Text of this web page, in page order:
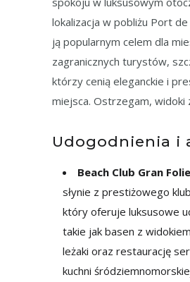
lokalizacja w pobliżu Port
ją popularnym celem dla
zagranicznych turystów,
którzy cenią eleganckie i
miejsca. Ostrzegam, widoki
Udogodnienia i
Beach Club Gran
słynie z prestiżowego
który oferuje luksusowe
takie jak basen z
leżaki oraz restaurację
kuchni